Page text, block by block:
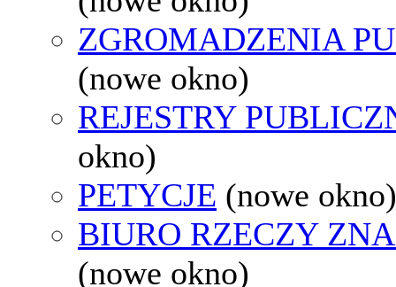
ZGROMADZENIA
(nowe okno)
REJESTRY
okno)
PETYCJE (nowe okno)
BIURO RZECZY
(nowe okno)